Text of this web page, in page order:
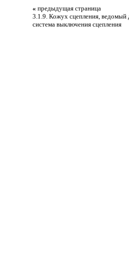
« предыдущая страница
3.1.9. Кожух сцепления, ведомый
система выключения сцепления